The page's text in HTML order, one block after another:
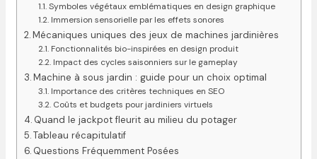
Symboles végétaux emblématiques en design graphique
Immersion sensorielle par les effets sonores
Mécaniques uniques des jeux de machines jardinières
Fonctionnalités bio-inspirées en design produit
Impact des cycles saisonniers sur le gameplay
Machine à sous jardin : guide pour un choix optimal
Importance des critères techniques en SEO
Coûts et budgets pour jardiniers virtuels
Quand le jackpot fleurit au milieu du potager
Tableau récapitulatif
Questions Fréquemment Posées